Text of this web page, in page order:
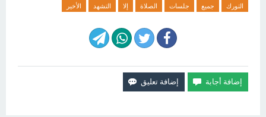
التورك جميع جلسات الصلاة إلا التشهد الأخير